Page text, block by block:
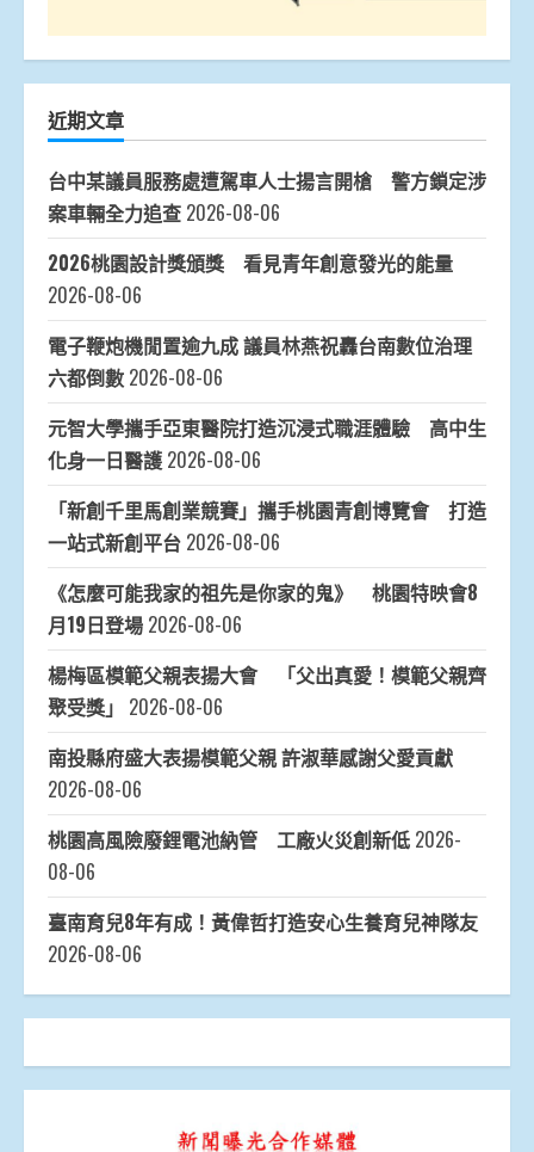
近期文章
台中某議員服務處遭駕車人士揚言開槍 警方鎖定涉
案車輛全力追查 2026-08-06
2026桃園設計獎頒獎 看見青年創意發光的能量
2026-08-06
電子鞭炮機閒置逾九成 議員林燕祝轟台南數位治理
六都倒數 2026-08-06
元智大學攜手亞東醫院打造沉浸式職涯體驗 高中生
化身一日醫護 2026-08-06
「新創千里馬創業競賽」攜手桃園青創博覽會 打造
一站式新創平台 2026-08-06
《怎麼可能我家的祖先是你家的鬼》 桃園特映會8
月19日登場 2026-08-06
楊梅區模範父親表揚大會 「父出真愛！模範父親齊
聚受獎」 2026-08-06
南投縣府盛大表揚模範父親 許淑華感謝父愛貢獻
2026-08-06
桃園高風險廢鋰電池納管 工廠火災創新低 2026-
08-06
臺南育兒8年有成！黃偉哲打造安心生養育兒神隊友
2026-08-06